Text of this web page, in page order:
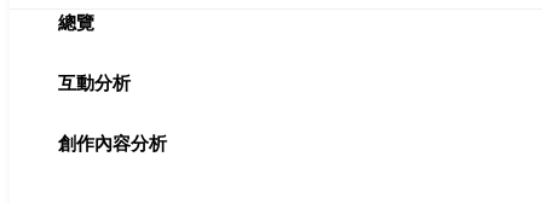
總覽
互動分析
創作內容分析